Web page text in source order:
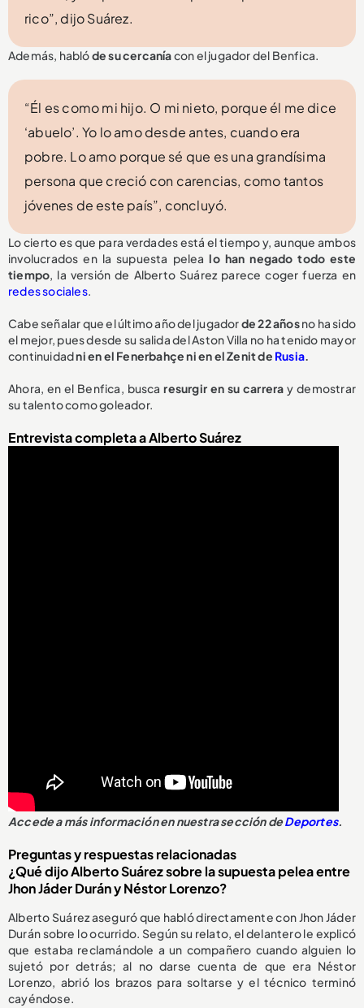
rico”, dijo Suárez.
Además, hablóde su cercaníacon el jugador del Benfica.
“Él es como mi hijo. O mi nieto, porque él me dice
‘abuelo’. Yo lo amo desde antes, cuando era
pobre. Lo amo porque sé que es una grandísima
persona que creció con carencias, como tantos
jóvenes de este país”, concluyó.
Lo cierto es que para verdades está el tiempo y, aunque ambos
involucrados en la supuesta pelealo han negado todo este
tiempo, la versión de Alberto Suárez parece coger fuerza en
redes sociales.
Cabe señalar que el último año del jugadorde 22 añosno ha sido
el mejor, pues desde su salida del Aston Villa no ha tenido mayor
continuidadni en el Fenerbahçe ni en el Zenit de Rusia.
Ahora, en el Benfica, buscaresurgir en su carrera y demostrar
su talento como goleador.
Entrevista completa a Alberto Suárez
Accede a más información en nuestra sección deDeportes.
Preguntas y respuestas relacionadas
¿Qué dijo Alberto Suárez sobre la supuesta pelea entre
Jhon Jáder Durán y Néstor Lorenzo?
Alberto Suárez aseguró que habló directamente con Jhon Jáder
Durán sobre lo ocurrido. Según su relato, el delantero le explicó
que estaba reclamándole a un compañero cuando alguien lo
sujetó por detrás; al no darse cuenta de que era Néstor
Lorenzo, abrió los brazos para soltarse y el técnico terminó
cayéndose.